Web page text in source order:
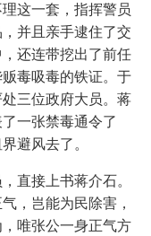
这一套，指挥警员
并且亲手逮住了交
还连带挖出了前任
毒吸毒的铁证。于
三位政府大员。蒋
一张禁毒通令了
避风去了。
接上书蒋介石。
，岂能为民除害，
唯张公一身正气方